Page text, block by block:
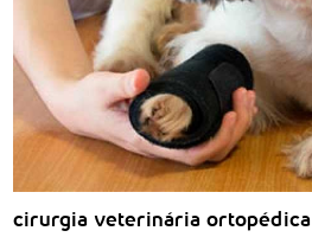
cirurgia veterinária ortopédica